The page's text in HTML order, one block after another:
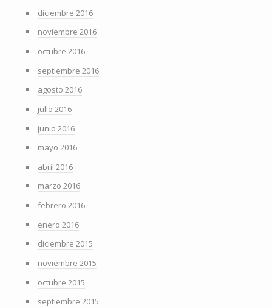
diciembre 2016
noviembre 2016
octubre 2016
septiembre 2016
agosto 2016
julio 2016
junio 2016
mayo 2016
abril 2016
marzo 2016
febrero 2016
enero 2016
diciembre 2015
noviembre 2015
octubre 2015
septiembre 2015